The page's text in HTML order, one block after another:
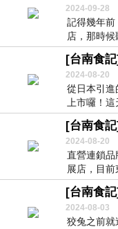
2024-09-28
記得幾年前
店，那時
台南沒...
2024-08-20
從日本引進
上市囉！
好好...
2024-08-20
直營連鎖品
展店，目
出...
2024-08-03
狡兔之前就